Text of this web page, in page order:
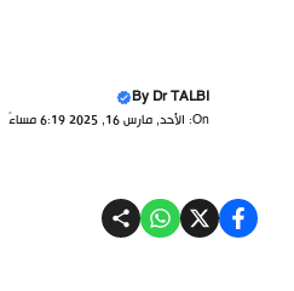
ByDr TALBI
On: الأحد, مارس 16, 2025 6:19 مساءً